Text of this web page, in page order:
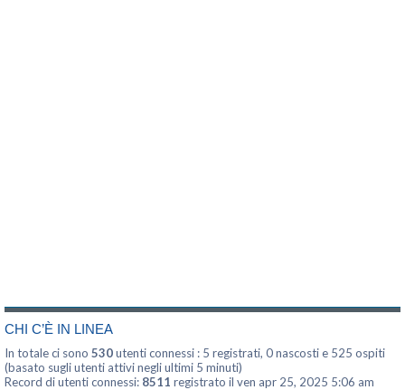
CHI C’È IN LINEA
In totale ci sono 530utenti connessi : 5 registrati, 0 nascosti e 525 ospiti
(basato sugli utenti attivi negli ultimi 5 minuti)
Record di utenti connessi: 8511 registrato il ven apr 25, 2025 5:06 am